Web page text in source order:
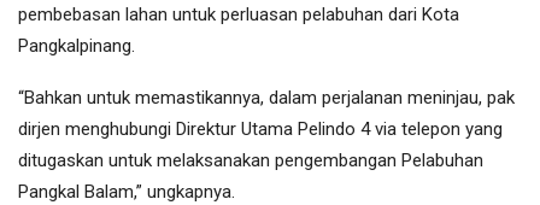
pembebasan lahan untuk perluasan pelabuhan dari Kota
Pangkalpinang.
“Bahkan untuk memastikannya, dalam perjalanan meninjau, pak
dirjen menghubungi Direktur Utama Pelindo 4 via telepon yang
ditugaskan untuk melaksanakan pengembangan Pelabuhan
Pangkal Balam,” ungkapnya.